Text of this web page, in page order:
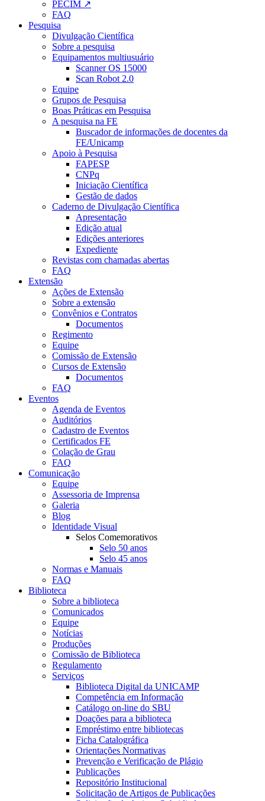
PECIM ↗
FAQ
Pesquisa
Divulgação Científica
Sobre a pesquisa
Equipamentos multiusuário
Scanner OS 15000
Scan Robot 2.0
Equipe
Grupos de Pesquisa
Boas Práticas em Pesquisa
A pesquisa na FE
Buscador de informações de docentes da
FE/Unicamp
Apoio à Pesquisa
FAPESP
CNPq
Iniciação Científica
Gestão de dados
Caderno de Divulgação Científica
Apresentação
Edição atual
Edições anteriores
Expediente
Revistas com chamadas abertas
FAQ
Extensão
Ações de Extensão
Sobre a extensão
Convênios e Contratos
Documentos
Regimento
Equipe
Comissão de Extensão
Cursos de Extensão
Documentos
FAQ
Eventos
Agenda de Eventos
Auditórios
Cadastro de Eventos
Certificados FE
Colação de Grau
FAQ
Comunicação
Equipe
Assessoria de Imprensa
Galeria
Blog
Identidade Visual
Selos Comemorativos
Selo 50 anos
Selo 45 anos
Normas e Manuais
FAQ
Biblioteca
Sobre a biblioteca
Comunicados
Equipe
Notícias
Produções
Comissão de Biblioteca
Regulamento
Serviços
Biblioteca Digital da UNICAMP
Competência em Informação
Catálogo on-line do SBU
Doações para a biblioteca
Empréstimo entre bibliotecas
Ficha Catalográfica
Orientações Normativas
Prevenção e Verificação de Plágio
Publicações
Repositório Institucional
Solicitação de Artigos de Publicações